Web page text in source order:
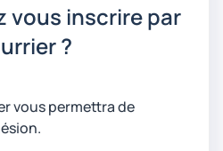
vous inscrire par
?
vous permettra de